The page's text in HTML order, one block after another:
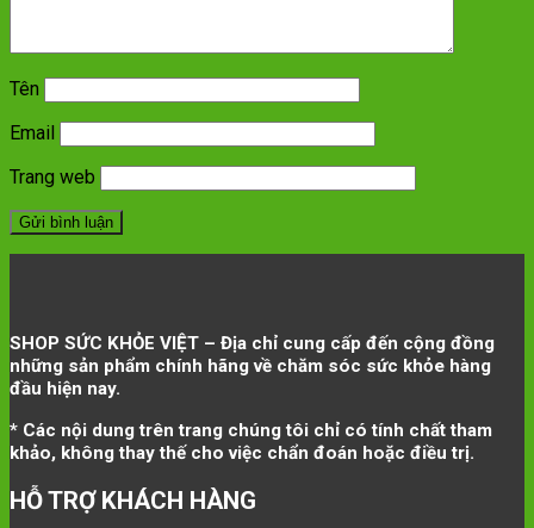
Tên
Email
Trang web
SHOP SỨC KHỎE VIỆT – Địa chỉ cung cấp đến cộng đồng
những sản phẩm chính hãng về chăm sóc sức khỏe hàng
đầu hiện nay.
* Các nội dung trên trang chúng tôi chỉ có tính chất tham
khảo, không thay thế cho việc chẩn đoán hoặc điều trị.
HỖ TRỢ KHÁCH HÀNG